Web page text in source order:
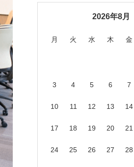
2026年8月
月 火 水 木 金
3 4 5 6 7
10 11 12 13 14
17 18 19 20 21
24 25 26 27 28